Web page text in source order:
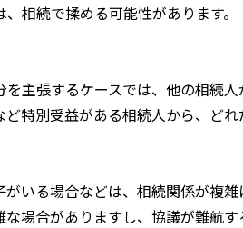
相続で揉める可能性があります。
主張するケースでは、他の相続人
特別受益がある相続人から、ど
いる場合などは、相続関係が複雑
場合がありますし、協議が難航す